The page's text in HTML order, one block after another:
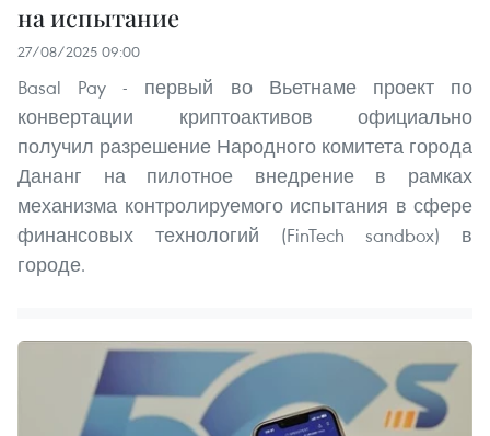
на испытание
27/08/2025 09:00
Basal Pay - первый во Вьетнаме проект по
конвертации криптоактивов официально
получил разрешение Народного комитета города
Дананг на пилотное внедрение в рамках
механизма контролируемого испытания в сфере
финансовых технологий (FinTech sandbox) в
городе.